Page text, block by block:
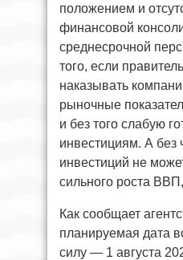
положением и
финансовой
среднесрочной
того, если
наказывать
рыночные
и без того слабую
инвестициям. А без
инвестиций не
сильного роста ВВП,
Как сообщает
планируемая дата
силу — 1 августа